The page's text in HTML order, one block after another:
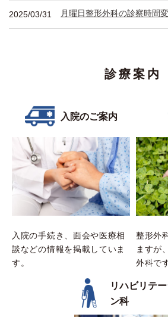
2025/03/31 月曜日整形外科の診察時間
診療案内
入院のご案内
入院の手続き、面会や医療相
談などの情報を掲載していま
す。
整形外
ますが
外科で
リハビリテー
ン科